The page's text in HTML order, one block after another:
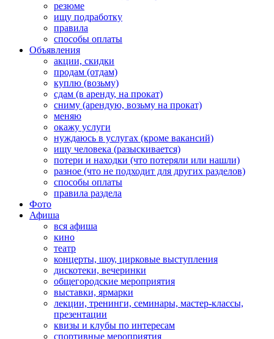
резюме
ищу подработку
правила
способы оплаты
Объявления
акции, скидки
продам (отдам)
куплю (возьму)
сдам (в аренду, на прокат)
сниму (арендую, возьму на прокат)
меняю
окажу услуги
нуждаюсь в услугах (кроме вакансий)
ищу человека (разыскивается)
потери и находки (что потеряли или нашли)
разное (что не подходит для других разделов)
способы оплаты
правила раздела
Фото
Афиша
вся афиша
кино
театр
концерты, шоу, цирковые выступления
дискотеки, вечеринки
общегородские мероприятия
выставки, ярмарки
лекции, тренинги, семинары, мастер-классы,
презентации
квизы и клубы по интересам
спортивные мероприятия